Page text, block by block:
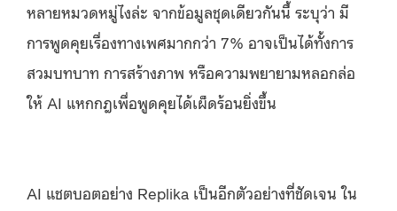
หลายหมวดหมู่ไงล่ะ จากข้อมูลชุดเดียวกันนี้ ระบุว่า มี
การพูดคุยเรื่องทางเพศมากกว่า 7% อาจเป็นได้ทั้งการ
สวมบทบาท การสร้างภาพ หรือความพยายามหลอกล่อ
ให้ AI แหกกฎเพื่อพูดคุยได้เผ็ดร้อนยิ่งขึ้น
AI แชตบอตอย่าง Replika เป็นอีกตัวอย่างที่ชัดเจน ใน